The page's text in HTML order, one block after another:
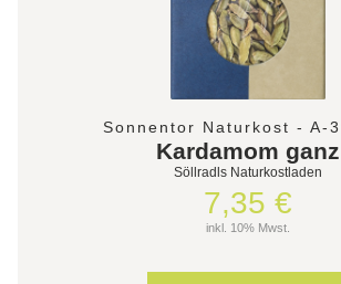
Sonnentor Naturkost - A-
Kardamom ganz
Söllradls Naturkostladen
7,35 €
inkl. 10% Mwst.